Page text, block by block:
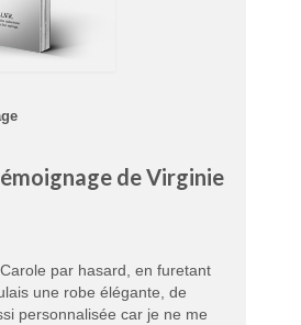
de Virginie
par hasard, en furetant
une robe élégante, de
personnalisée car je ne me